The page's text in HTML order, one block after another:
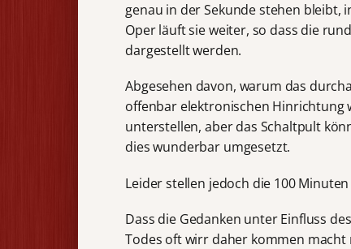
genau in der Sekunde stehen bleibt,
Oper läuft sie weiter, so dass die
dargestellt werden.
Abgesehen davon, warum das
offenbar elektronischen Hinrichtung
unterstellen, aber das Schaltpult
dies wunderbar umgesetzt.
Leider stellen jedoch die 100
Dass die Gedanken unter Einfluss
Todes oft wirr daher kommen